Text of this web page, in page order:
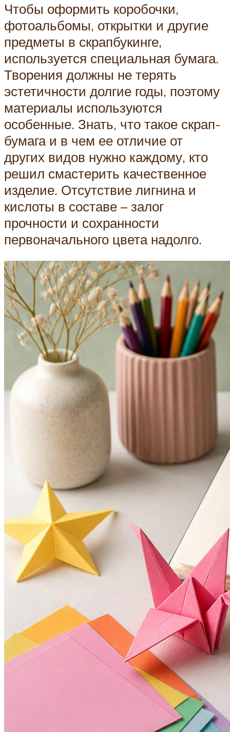
Чтобы оформить коробочки,
фотоальбомы, открытки и другие
предметы в скрапбукинге,
используется специальная бумага.
Творения должны не терять
эстетичности долгие годы, поэтому
материалы используются
особенные. Знать, что такое скрап-
бумага и в чем ее отличие от
других видов нужно каждому, кто
решил смастерить качественное
изделие. Отсутствие лигнина и
кислоты в составе – залог
прочности и сохранности
первоначального цвета надолго.